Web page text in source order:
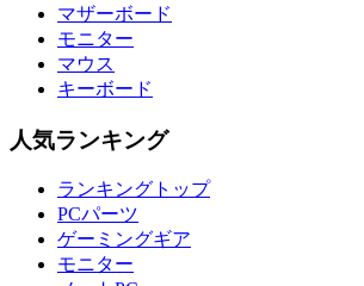
マザーボード
モニター
マウス
キーボード
人気ランキング
ランキングトップ
PCパーツ
ゲーミングギア
モニター